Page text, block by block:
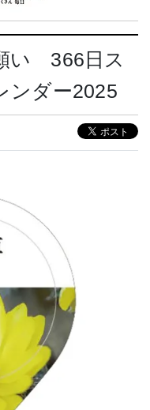
い 366日ス
ンダー2025